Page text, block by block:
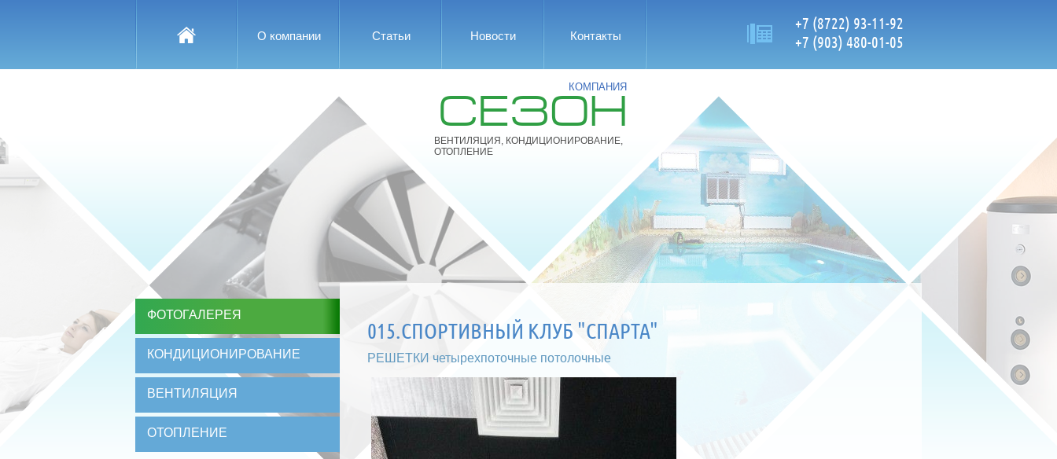
О компании Статьи Новости Контакты
+7 (8722) 93-11-92
+7 (903) 480-01-05
КОМПАНИЯ
СЕЗОН
ВЕНТИЛЯЦИЯ, КОНДИЦИОНИРОВАНИЕ,
ОТОПЛЕНИЕ
ФОТОГАЛЕРЕЯ
КОНДИЦИОНИРОВАНИЕ
ВЕНТИЛЯЦИЯ
ОТОПЛЕНИЕ
015.СПОРТИВНЫЙ КЛУБ "СПАРТА"
РЕШЕТКИ четырехпоточные потолочные